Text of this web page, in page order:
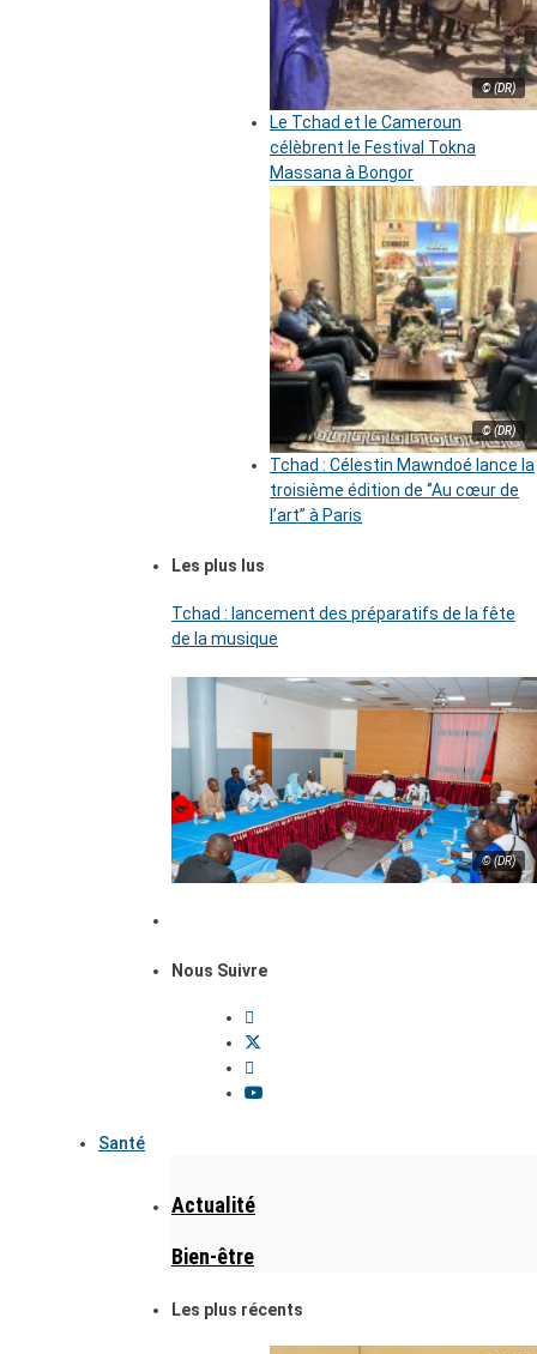
© (DR)
Le Tchad et le Cameroun
célèbrent le Festival Tokna
Massana à Bongor
© (DR)
Tchad : Célestin Mawndoé lance la
troisième édition de ‘’Au cœur de
l’art’’ à Paris
Les plus lus
Tchad : lancement des préparatifs de la fête
de la musique
© (DR)
Nous Suivre
Santé
Actualité
Bien-être
Les plus récents